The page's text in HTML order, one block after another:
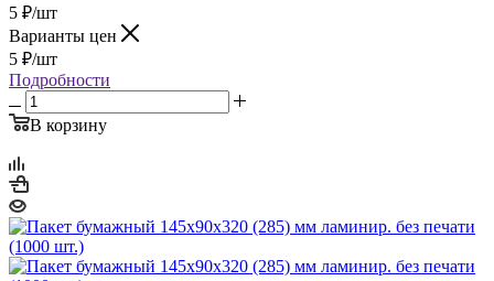
5 ₽/шт
Варианты цен
5 ₽/шт
Подробности
В корзину